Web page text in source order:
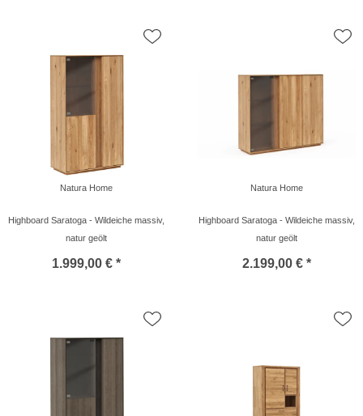
Natura Home
Highboard Saratoga - Wildeiche massiv,
natur geölt
1.999,00 € *
Natura Home
Highboard Saratoga - Wildeiche massiv,
natur geölt
2.199,00 € *